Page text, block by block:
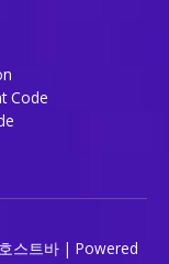
Code
스트바 | Powered